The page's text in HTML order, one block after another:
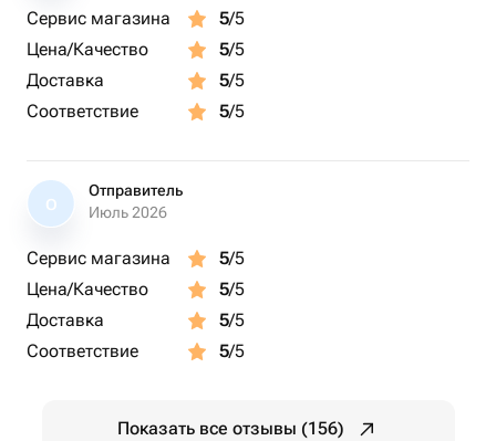
Сервис магазина 5/5
Цена/Качество
5/5
Доставка
5/5
Соответствие
5/5
О
Отправитель
Июль 2026
Сервис магазина 5/5
Цена/Качество
5/5
Доставка
5/5
Соответствие
5/5
Показать все отзывы (156)